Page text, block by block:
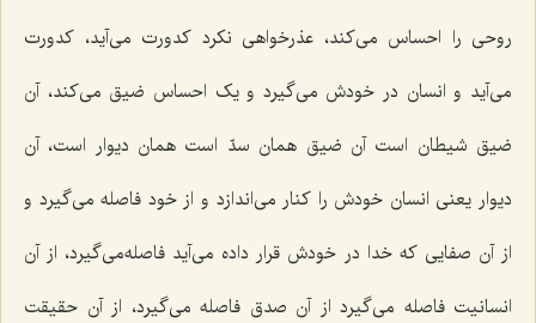
روحی را احساس می‌کند، عذرخواهی نکرد کدورت می‌آید، کدورت
می‌آید و انسان در خودش می‌گیرد و یک احساس ضیق می‌کند، آن
ضیق شیطان است آن ضیق همان سدّ است همان دیوار است، آن
دیوار یعنی انسان خودش را کنار می‌اندازد و از خود فاصله می‌گیرد و
از آن صفایی که خدا در خودش قرار داده می‌آید فاصله‌می‌گیرد، از آن
انسانیت فاصله می‌گیرد از آن صدق فاصله می‌گیرد، از آن حقیقت